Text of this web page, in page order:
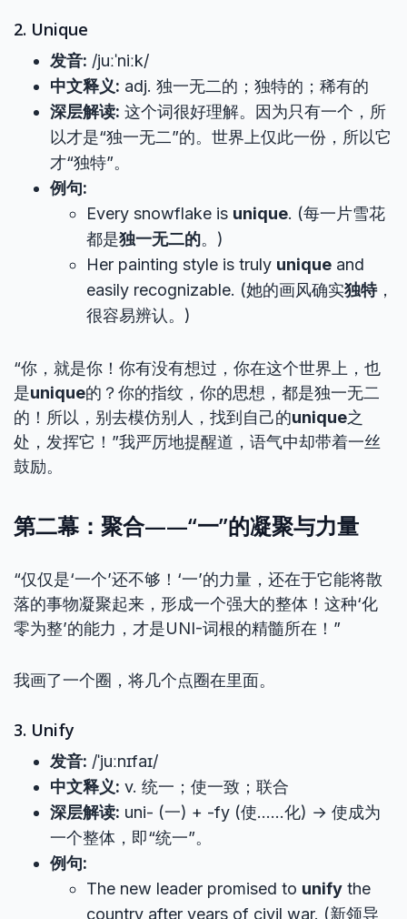
2. Unique
发音: /juːˈniːk/
中文释义: adj. 独一无二的；独特的；稀有的
深层解读: 这个词很好理解。因为只有一个，所
以才是“独一无二”的。世界上仅此一份，所以它
才“独特”。
例句:
Every snowflake is unique. (每一片雪花
都是独一无二的。)
Her painting style is truly unique and
easily recognizable. (她的画风确实独特，
很容易辨认。)
“你，就是你！你有没有想过，你在这个世界上，也
是unique的？你的指纹，你的思想，都是独一无二
的！所以，别去模仿别人，找到自己的unique之
处，发挥它！”我严厉地提醒道，语气中却带着一丝
鼓励。
第二幕：聚合——“一”的凝聚与力量
“仅仅是‘一个’还不够！‘一’的力量，还在于它能将散
落的事物凝聚起来，形成一个强大的整体！这种‘化
零为整’的能力，才是UNI-词根的精髓所在！”
我画了一个圈，将几个点圈在里面。
3. Unify
发音: /ˈjuːnɪfaɪ/
中文释义: v. 统一；使一致；联合
深层解读: uni- (一) + -fy (使……化) → 使成为
一个整体，即“统一”。
例句:
The new leader promised to unify the
country after years of civil war. (新领导